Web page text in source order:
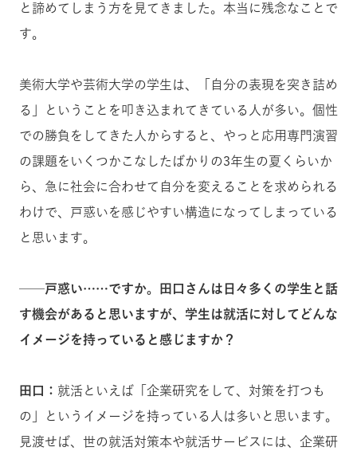
と諦めてしまう方を見てきました。本当に残念なことで
す。
美術大学や芸術大学の学生は、「自分の表現を突き詰め
る」ということを叩き込まれてきている人が多い。個性
での勝負をしてきた人からすると、やっと応用専門演習
の課題をいくつかこなしたばかりの3年生の夏くらいか
ら、急に社会に合わせて自分を変えることを求められる
わけで、戸惑いを感じやすい構造になってしまっている
と思います。
──戸惑い……ですか。田口さんは日々多くの学生と話
す機会があると思いますが、学生は就活に対してどんな
イメージを持っていると感じますか？
田口： 就活といえば「企業研究をして、対策を打つも
の」というイメージを持っている人は多いと思います。
見渡せば、世の就活対策本や就活サービスには、企業研